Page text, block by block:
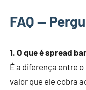
FAQ —
1. O que é spread
É a diferença entre
valor que ele cobra